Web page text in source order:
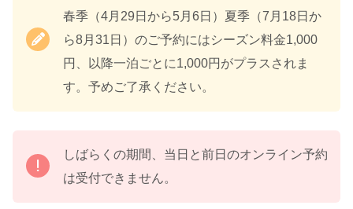
春季（4月29日から5月6日）夏季（7月18日か
ら8月31日）のご予約にはシーズン料金1,000
円、以降一泊ごとに1,000円がプラスされま
す。予めご了承ください。
しばらくの期間、当日と前日のオンライン予約
は受付できません。